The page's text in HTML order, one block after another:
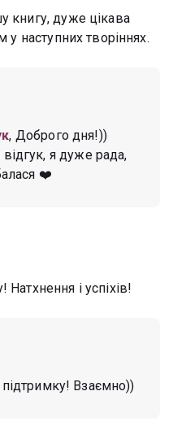
книгу, дуже цікава
у наступних творіннях.
, Доброго дня!))
я дуже рада,
❤️
і успіхів!
Взаємно))